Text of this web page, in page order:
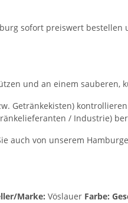
sofort preiswert
und an einem sauberen,
Getränkekisten)
/ Industrie)
auch von unserem
Marke: Vöslauer Farbe: